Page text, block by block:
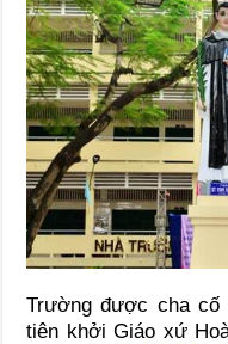
Trường được cha cố
tiên khởi Giáo xứ